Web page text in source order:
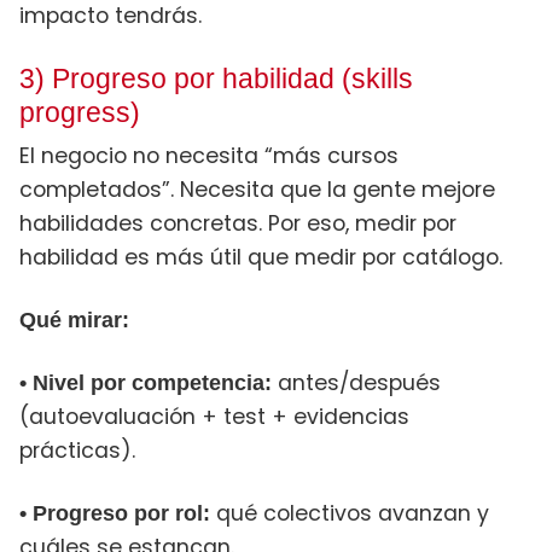
impacto tendrás.
3) Progreso por habilidad (skills
progress)
El negocio no necesita “más cursos
completados”. Necesita que la gente mejore
habilidades concretas. Por eso, medir por
habilidad es más útil que medir por catálogo.
Qué mirar:
• Nivel por competencia: antes/después
(autoevaluación + test + evidencias
prácticas).
• Progreso por rol: qué colectivos avanzan y